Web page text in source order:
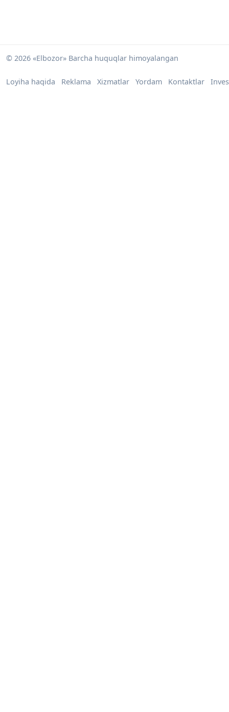
© 2026 «Elbozor» Barcha huquqlar himoyalangan
Loyiha haqida Reklama Xizmatlar Yordam Kontaktlar